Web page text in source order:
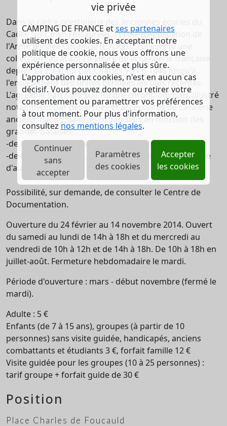
vie privée
CAMPING DE FRANCE etses partenaires
utilisent des cookies. En acceptant notre
politique de cookie, nous vous offrons une
expérience personnalisée et plus sûre.
L'approbation aux cookies, n'est en aucun cas
décisif. Vous pouvez donner ou retirer votre
consentement ou paramettrer vos préférences
à tout moment. Pour plus d'information,
consultez nos mentions légales.
Continuer
sans
accepter
Paramètres
des cookies
Accepter
les cookies
Dans le cadre prestigieux des anciennes écuries du
Cadre Noir, bien restaurées, l'Ecole d'Application de
l'Arme Blindée Cavalerie (E.A.A.B.C.) présente une
collection retraçant l'histoire de la cavalerie française
depuis sa création par Charles VII en 1445 jusqu'à
l'engagement des unités blindées les plus récentes.
L'agréable parcours suit l'ordre chronologiques, illustré
notamment par des armes et accessoires de cavalerie
anciens, dans 2 galeries organisées en fonction des
grandes batailles :
-de la naissance de la cavalerie au Second Empire ;
-de la Troisième République à l'arme blindée cavalerie
d'aujourd'hui.
Possibilité, sur demande, de consulter le Centre de
Documentation.
Ouverture du 24 février au 14 novembre 2014. Ouvert
du samedi au lundi de 14h à 18h et du mercredi au
vendredi de 10h à 12h et de 14h à 18h. De 10h à 18h en
juillet-août. Fermeture hebdomadaire le mardi.
Période d'ouverture : mars - début novembre (fermé le
mardi).
Adulte : 5 €
Enfants (de 7 à 15 ans), groupes (à partir de 10
personnes) sans visite guidée, handicapés, anciens
combattants et étudiants 3 €, forfait famille 12 €
Visite guidée pour les groupes (10 à 25 personnes) :
tarif groupe + forfait guide de 30 €
Position
Place Charles de Foucauld